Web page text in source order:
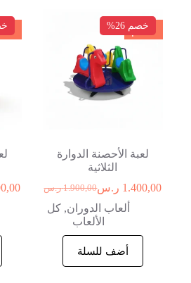
خصم
خصم 26%
لعبة الأحصنة الدوارة
الثلاثية
1.900,00 ر.س 1.400,00 ر.س
ألعاب الدوران, كل
الألعاب
أضف للسلة